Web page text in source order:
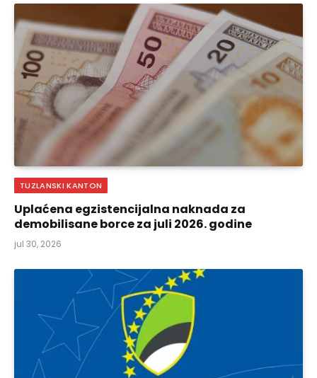
TUZLANSKI KANTON
Uplaćena egzistencijalna naknada za
demobilisane borce za juli 2026. godine
jul 30, 2026